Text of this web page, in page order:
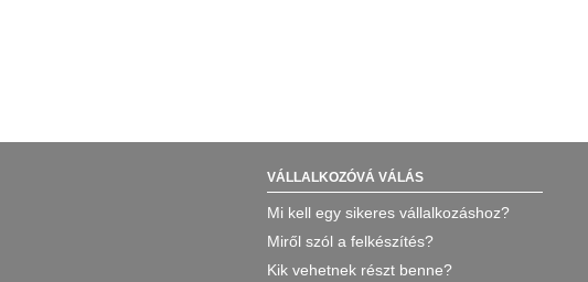
VÁLLALKOZÓVÁ VÁLÁS
Mi kell egy sikeres vállalkozáshoz?
Miről szól a felkészítés?
Kik vehetnek részt benne?